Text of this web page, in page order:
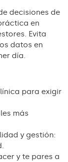
decisiones de
en
Evita
datos en
día.
para exigir
más
y gestión:
y te pares a